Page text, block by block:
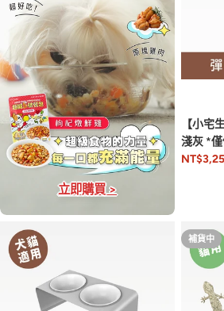
立即購買 >
【小宅
淺灰 *
補貨中